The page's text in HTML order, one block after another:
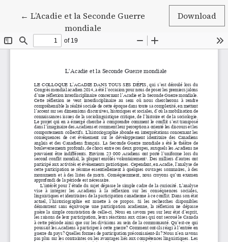
←Return to Article Details
L’Acadie et la Seconde Guerre
mondiale
Download